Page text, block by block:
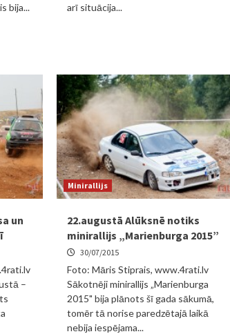
bija...
arī situācija...
un
–
Minirallijs
22.augustā Alūksnē notiks
minirallijs „Marienburga 2015”
30/07/2015
Foto: Māris Stiprais, www.4rati.lv
Sākotnēji minirallijs „Marienburga
2015" bija plānots šī gada sākumā,
tomēr tā norise paredzētajā laikā
nebija iespējama...